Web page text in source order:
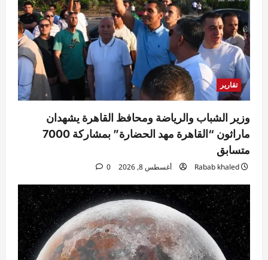
2
Rabab khaled
أغسطس 8, 2026
0
3
محافظات
الريفي يشارك في احتفالات مولد سيدي أبي
العباس السبتي بصدفا ويزور عدداً من
الشخصيات العامة
Rabab khaled
أغسطس 8, 2026
0
رياضة
Ezat Magdy
أغسطس 8, 2026
5
رياضة
الأهلي يدشن معسكر إسبانيا بمران قوي..
وعموتة يجتمع باللاعبين
Ezat Magdy
أغسطس 8, 2026 0
تقارير
وزير الشباب والرياضة ومحافظ القاهرة يشهدان
ماراثون “القاهرة مهد الحضارة” بمشاركة 7000
متسابق
Rabab khaled أغسطس 8, 2026 0